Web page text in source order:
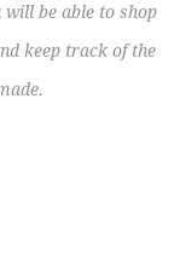
will be able to shop
keep track of the